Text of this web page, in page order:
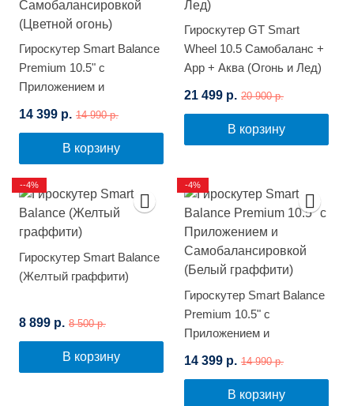
Гироскутер Smart Balance
Premium 10.5" с
Приложением и
(Цветной огонь)
14 399 р. 14 990 р.
В корзину
Гироскутер GT Smart
Wheel 10.5 Самобаланс +
App + Аква (Огонь и Лед)
21 499 р. 20 900 р.
В корзину
Гироскутер Smart Balance
(Желтый граффити)
8 899 р. 8 500 р.
В корзину
--4%
Гироскутер Smart Balance
Premium 10.5" с
Приложением и
(Белый граффити)
14 399 р. 14 990 р.
В корзину
-4%